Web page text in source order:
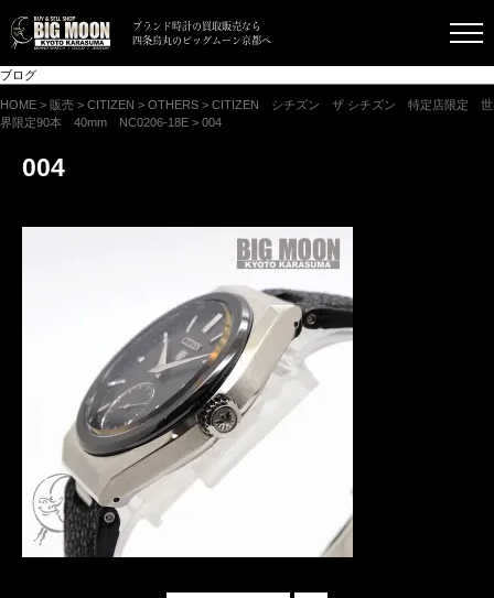
ブランド時計の買取販売なら
四条烏丸のビッグムーン京都へ
ブログ
HOME > 販売 > CITIZEN > OTHERS > CITIZEN シチズン ザ シチズン 特定店限定 世
界限定90本 40mm NC0206-18E > 004
004